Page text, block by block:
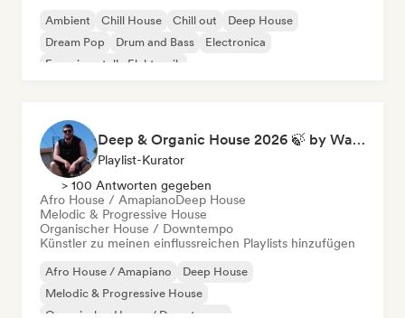
Ambient Chill House Chill out
Deep House
Dream Pop
Drum and Bass
Electronica
Experimentelle Elektronik
Deep & Organic House 2026 🍃 by Waroxe
Playlist-Kurator
> 100 Antworten gegeben
Afro House / AmapianoDeep House
Melodic & Progressive House
Organischer House / Downtempo
Künstler zu meinen einflussreichen Playlists hinzufügen
Afro House / Amapiano
Deep House
Melodic & Progressive House
Organischer House / Downtempo